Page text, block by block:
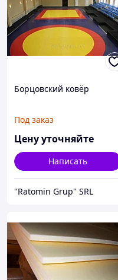
Борцовский ковёр
Под заказ
Цену уточняйте
Написать
"Ratomin Grup" SRL